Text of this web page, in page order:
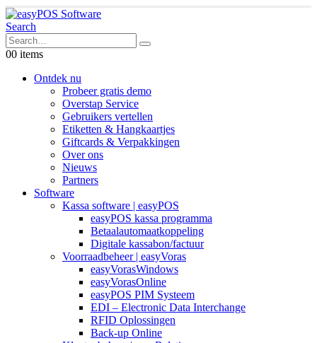
Search
00 items
Ontdek nu
Probeer gratis demo
Overstap Service
Gebruikers vertellen
Etiketten & Hangkaartjes
Giftcards & Verpakkingen
Over ons
Nieuws
Partners
Software
Kassa software | easyPOS
easyPOS kassa programma
Betaalautomaatkoppeling
Digitale kassabon/factuur
Voorraadbeheer | easyVoras
easyVorasWindows
easyVorasOnline
easyPOS PIM Systeem
EDI – Electronic Data Interchange
RFID Oplossingen
Back-up Online